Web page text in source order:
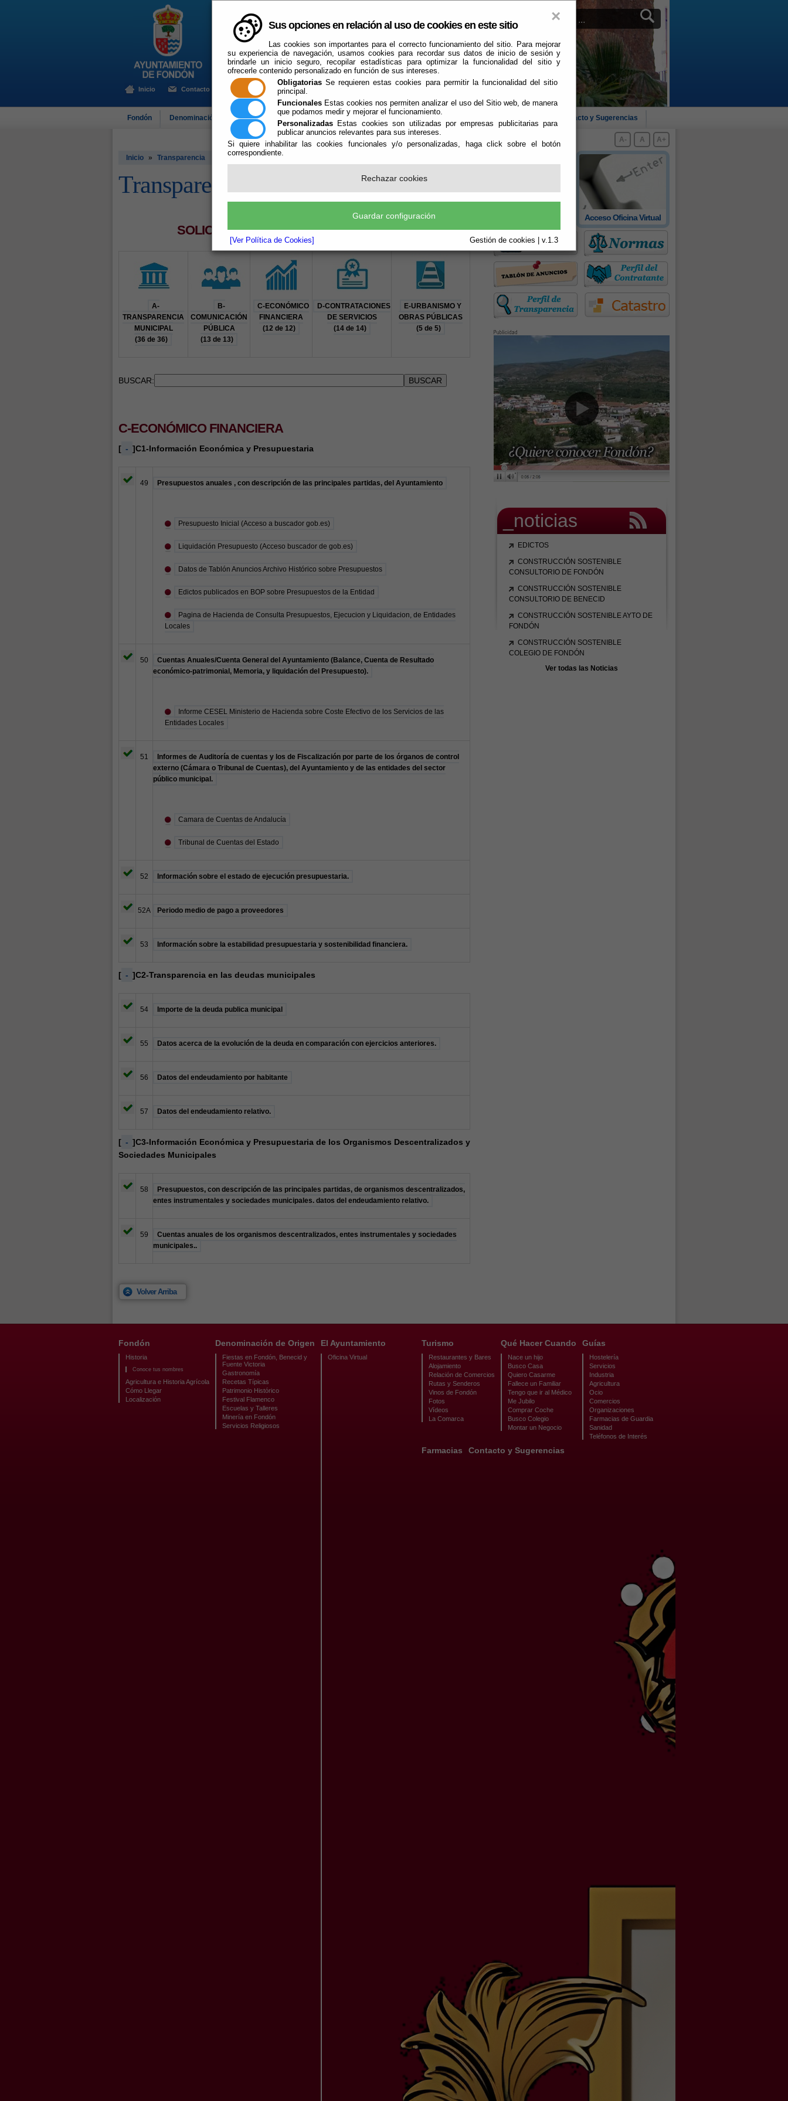
×
Sus opciones en relación al uso de cookies en este sitio
Las cookies son importantes para el correcto funcionamiento del sitio. Para mejorar
su experiencia de navegación, usamos cookies para recordar sus datos de inicio de sesión y
brindarle un inicio seguro, recopilar estadísticas para optimizar la funcionalidad del sitio y
ofrecerle contenido personalizado en función de sus intereses.
Obligatorias Se requieren estas cookies para permitir la funcionalidad del sitio
principal.
Funcionales Estas cookies nos permiten analizar el uso del Sitio web, de manera
que podamos medir y mejorar el funcionamiento.
Personalizadas Estas cookies son utilizadas por empresas publicitarias para
publicar anuncios relevantes para sus intereses.
Si quiere inhabilitar las cookies funcionales y/o personalizadas, haga click sobre el botón
correspondiente.
Rechazar cookies
Guardar configuración
[Ver Política de Cookies] Gestión de cookies | v.1.3
Inicio Contacto
Fondón Denominación de Origen El Ayuntamiento Turismo Contacto y Sugerencias
A+
A
A-
Acceso Oficina Virtual
_noticias
EDICTOS
CONSTRUCCIÓN SOSTENIBLE
CONSULTORIO DE FONDÓN
CONSTRUCCIÓN SOSTENIBLE
CONSULTORIO DE BENECID
CONSTRUCCIÓN SOSTENIBLE AYTO DE
FONDÓN
CONSTRUCCIÓN SOSTENIBLE
COLEGIO DE FONDÓN
Ver todas las Noticias
Inicio » Transparencia
Transparencia
SOLICITAR ACCESO A LA INFORMACION
A-
TRANSPARENCIA
MUNICIPAL
(36 de 36)
B-
COMUNICACIÓN
PÚBLICA
(13 de 13)
C-ECONÓMICO
FINANCIERA
(12 de 12)
D-CONTRATACIONES
DE SERVICIOS
(14 de 14)
E-URBANISMO Y
OBRAS PÚBLICAS
(5 de 5)
BUSCAR:
C-ECONÓMICO FINANCIERA
[ - ]C1-Información Económica y Presupuestaria
49 Presupuestos anuales , con descripción de las principales partidas, del Ayuntamiento
Presupuesto Inicial (Acceso a buscador gob.es)
Liquidación Presupuesto (Acceso buscador de gob.es)
Datos de Tablón Anuncios Archivo Histórico sobre Presupuestos
Edictos publicados en BOP sobre Presupuestos de la Entidad
Pagina de Hacienda de Consulta Presupuestos, Ejecucion y Liquidacion, de Entidades
Locales
50
Cuentas Anuales/Cuenta General del Ayuntamiento (Balance, Cuenta de Resultado
económico-patrimonial, Memoria, y liquidación del Presupuesto).
Informe CESEL Ministerio de Hacienda sobre Coste Efectivo de los Servicios de las
Entidades Locales
51
Informes de Auditoría de cuentas y los de Fiscalización por parte de los órganos de control
externo (Cámara o Tribunal de Cuentas), del Ayuntamiento y de las entidades del sector
público municipal.
Camara de Cuentas de Andalucía
Tribunal de Cuentas del Estado
52 Información sobre el estado de ejecución presupuestaria.
52A Periodo medio de pago a proveedores
53 Información sobre la estabilidad presupuestaria y sostenibilidad financiera.
[ - ]C2-Transparencia en las deudas municipales
54 Importe de la deuda publica municipal
55 Datos acerca de la evolución de la deuda en comparación con ejercicios anteriores.
56 Datos del endeudamiento por habitante
57 Datos del endeudamiento relativo.
[ - ]C3-Información Económica y Presupuestaria de los Organismos Descentralizados y
Sociedades Municipales
58
Presupuestos, con descripción de las principales partidas, de organismos descentralizados,
entes instrumentales y sociedades municipales. datos del endeudamiento relativo.
59
Cuentas anuales de los organismos descentralizados, entes instrumentales y sociedades
municipales..
Volver Arriba
Fondón
Historia
Conoce tus nombres
Agricultura e Historia Agrícola
Cómo Llegar
Localización
Denominación de Origen
Fiestas en Fondón, Benecid y
Fuente Victoria
Gastronomía
Recetas Típicas
Patrimonio Histórico
Festival Flamenco
Escuelas y Talleres
Minería en Fondón
Servicios Religiosos
El Ayuntamiento
Oficina Virtual
Turismo
Restaurantes y Bares
Alojamiento
Relación de Comercios
Rutas y Senderos
Vinos de Fondón
Fotos
Vídeos
La Comarca
Qué Hacer Cuando
Nace un hijo
Busco Casa
Quiero Casarme
Fallece un Familiar
Tengo que ir al Médico
Me Jubilo
Comprar Coche
Busco Colegio
Montar un Negocio
Guías
Hostelería
Servicios
Industria
Agricultura
Ocio
Comercios
Organizaciones
Farmacias de Guardia
Sanidad
Teléfonos de Interés
Farmacias Contacto y Sugerencias